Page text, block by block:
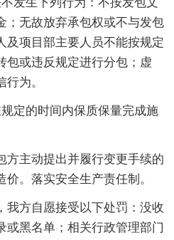
发生下列行为：不按发包文
；无故放弃承包权或不与发包
及项目部主要人员不能按规定
包或违反规定进行分包；虚
为。
定的时间内保质保量完成施
方主动提出并履行变更手续的
。落实安全生产责任制。
我方自愿接受以下处罚：没收
或黑名单；相关行政管理部门